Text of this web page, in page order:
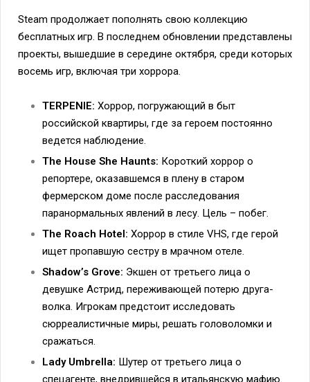
Steam продолжает пополнять свою коллекцию
бесплатных игр. В последнем обновлении представлены
проекты, вышедшие в середине октября, среди которых
восемь игр, включая три хоррора.
TERPENIE: Хоррор, погружающий в быт
российской квартиры, где за героем постоянно
ведется наблюдение.
The House She Haunts: Короткий хоррор о
репортере, оказавшемся в плену в старом
фермерском доме после расследования
паранормальных явлений в лесу. Цель – побег.
The Roach Hotel: Хоррор в стиле VHS, где герой
ищет пропавшую сестру в мрачном отеле.
Shadow’s Grove: Экшен от третьего лица о
девушке Астрид, переживающей потерю друга-
волка. Игрокам предстоит исследовать
сюрреалистичные миры, решать головоломки и
сражаться.
Lady Umbrella: Шутер от третьего лица о